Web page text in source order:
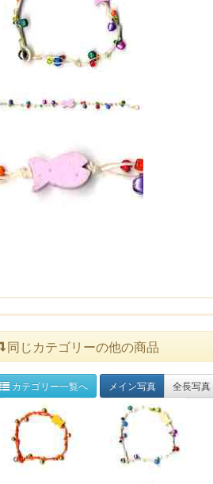
同じカテゴリーの他の商品
カテゴリー一覧へ メイン写真 全長写真